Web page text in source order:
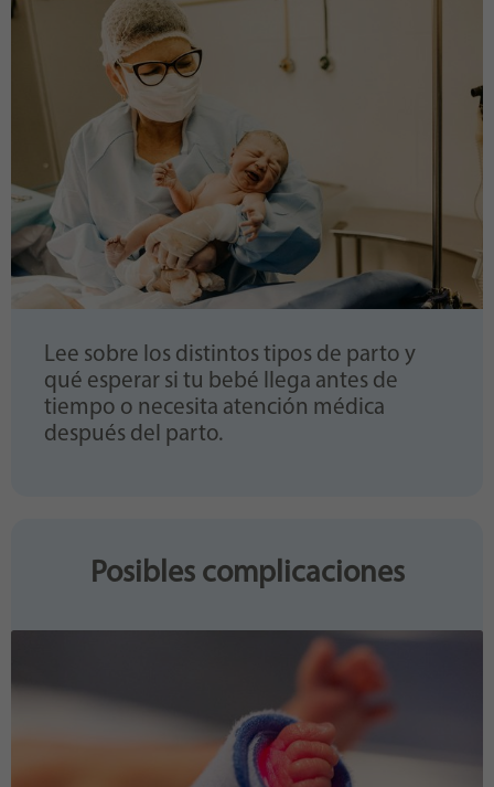
Lee sobre los distintos tipos de parto y
qué esperar si tu bebé llega antes de
tiempo o necesita atención médica
después del parto.
Posibles complicaciones